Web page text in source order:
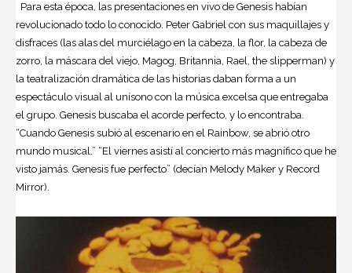
Para esta época, las presentaciones en vivo de Genesis habían
revolucionado todo lo conocido. Peter Gabriel con sus maquillajes y
disfraces (las alas del murciélago en la cabeza, la flor, la cabeza de
zorro, la máscara del viejo, Magog, Britannia, Rael, the slipperman) y
la teatralización dramática de las historias daban forma a un
espectáculo visual al unísono con la música excelsa que entregaba
el grupo. Genesis buscaba el acorde perfecto, y lo encontraba.
“Cuando Genesis subió al escenario en el Rainbow, se abrió otro
mundo musical.” “El viernes asistí al concierto más magnífico que he
visto jamás. Genesis fue perfecto” (decían Melody Maker y Record
Mirror).